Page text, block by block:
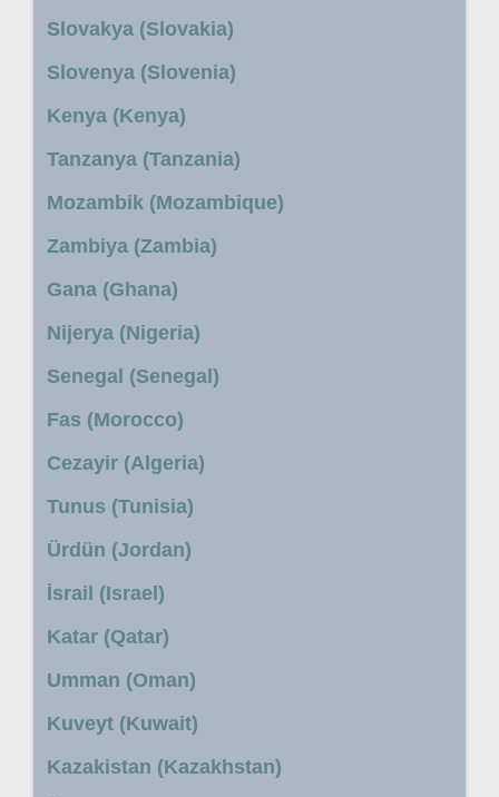
Slovakya (Slovakia)
Slovenya (Slovenia)
Kenya (Kenya)
Tanzanya (Tanzania)
Mozambik (Mozambique)
Zambiya (Zambia)
Gana (Ghana)
Nijerya (Nigeria)
Senegal (Senegal)
Fas (Morocco)
Cezayir (Algeria)
Tunus (Tunisia)
Ürdün (Jordan)
İsrail (Israel)
Katar (Qatar)
Umman (Oman)
Kuveyt (Kuwait)
Kazakistan (Kazakhstan)